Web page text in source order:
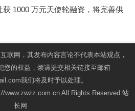
1000 万元天使轮融资，将完善供
联网，其发布内容言论不代表本站观点，
您的权益，烦请提交相关链接至邮箱
我们将及时予以处理。
www.zwzz.com.cn All Rights Reserved.站
长网